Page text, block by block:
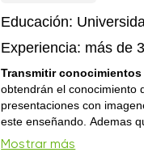
Educación:
Experiencia: más de
Transmitir
obtendrán el conocimiento
presentaciones con
este enseñando. Ademas
ejemplos y peguntare para
desean verificar docum...
Mostrar más